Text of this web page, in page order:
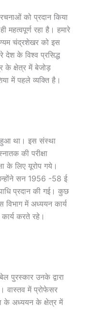
को प्रदान किया
महत्वपूर्ण रहा है। हमारे
चंद्रशेखर को इस
देश के विश्व प्रसिद्ध
के क्षेत्र में बेजोड़
में पहले व्यक्ति है।
हुआ था। इस संस्था
की परीक्षा
के लिए यूरोप गये।
उन्होंने सन 1956 -58 ई
प्रदान की गई। कुछ
में अध्ययन कार्य
करते रहे।
पुरस्कार उनके द्वारा
वास्तव में प्रोफेसर
के अध्ययन के क्षेत्र में